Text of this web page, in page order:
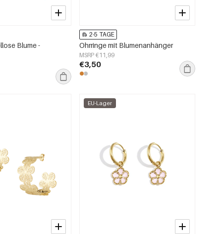
Blume -
2-5 TAGE
Ohrringe mit Blumenanhänger
MSRP €11,99
€3,50
EU-Lager